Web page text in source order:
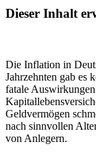
Dieser Inhalt
Die Inflation in
Jahrzehnten gab es
fatale
Geldvermögen
nach sinnvollen
von Anlegern.